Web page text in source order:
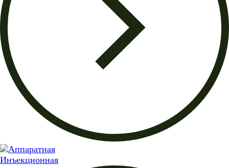
Инъекционная